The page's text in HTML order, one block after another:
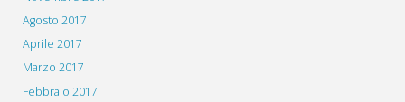
Agosto 2017
Aprile 2017
Marzo 2017
Febbraio 2017